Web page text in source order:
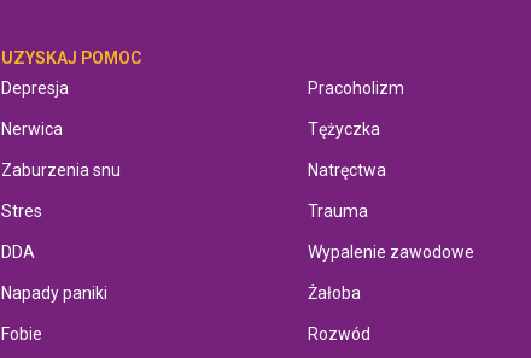
UZYSKAJ POMOC
Depresja
Nerwica
Zaburzenia snu
Stres
DDA
Napady paniki
Fobie
Pracoholizm
Tężyczka
Natręctwa
Trauma
Wypalenie zawodowe
Żałoba
Rozwód